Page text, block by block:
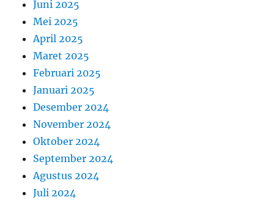
Juni 2025
Mei 2025
April 2025
Maret 2025
Februari 2025
Januari 2025
Desember 2024
November 2024
Oktober 2024
September 2024
Agustus 2024
Juli 2024